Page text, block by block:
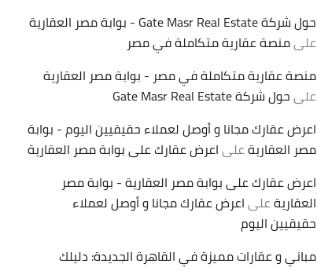
حول شركة Gate Masr Real Estate - بوابة مصر العقارية
علىمنصة عقارية متكاملة في مصر
منصة عقارية متكاملة في مصر - بوابة مصر العقارية
علىحول شركة Gate Masr Real Estate
اعرض عقارك مجانا و أوصل لعملاء حقيقيين اليوم - بوابة
مصر العقاريةعلىاعرض عقارك على بوابة مصر العقارية
اعرض عقارك على بوابة مصر العقارية - بوابة مصر
العقاريةعلىاعرض عقارك مجانا و أوصل لعملاء
حقيقيين اليوم
مباني و عقارات مميزة في القاهرة الجديدة: دليلك